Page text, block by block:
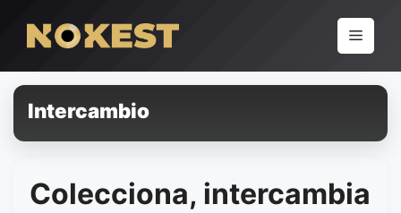
conteúdo
Menu
Intercambio
Colecciona, intercambia